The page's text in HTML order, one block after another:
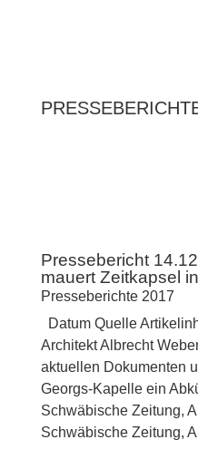
Pressebericht
mauert Zeitkapsel
Presseberichte 2017
Datum Quelle
Architekt Albrecht
aktuellen Dokumenten
Georgs-Kapelle ein
Schwäbische Zeitung,
Schwäbische Zeitung,